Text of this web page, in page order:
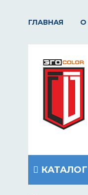
ГЛАВНАЯ О
КАТАЛОГ